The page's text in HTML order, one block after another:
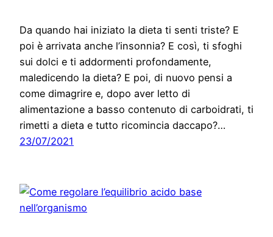
Da quando hai iniziato la dieta ti senti triste? E
poi è arrivata anche l’insonnia? E così, ti sfoghi
sui dolci e ti addormenti profondamente,
maledicendo la dieta? E poi, di nuovo pensi a
come dimagrire e, dopo aver letto di
alimentazione a basso contenuto di carboidrati, ti
rimetti a dieta e tutto ricomincia daccapo?…
23/07/2021